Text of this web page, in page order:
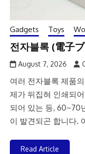
Gadgets Toys
전자블록 (電子
August 7, 2026
여러 전자블록 제품
제가 뒤집혀 인쇄되
되어 있는 등, 60~70
이 발견되곤 합니다.
Read Article